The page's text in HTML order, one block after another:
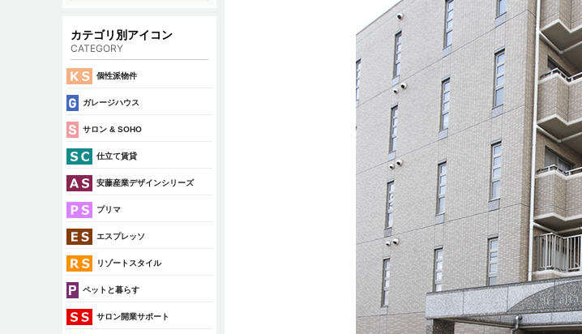
カテゴリ別アイコン
CATEGORY
個性派物件
ガレージハウス
サロン & SOHO
仕立て賃貸
安藤産業デザインシリーズ
プリマ
エスプレッソ
リゾートスタイル
ペットと暮らす
サロン開業サポート